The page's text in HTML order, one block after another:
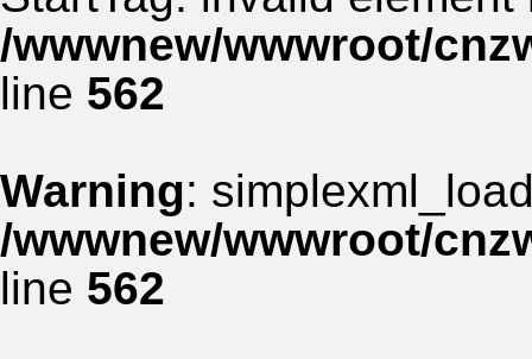
/wwwnew/wwwroot/
line 562
Warning:
/wwwnew/wwwroot/
line 562